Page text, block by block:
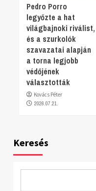
Pedro Porro
legyőzte a hat
világbajnoki riválist,
és a szurkolók
szavazatai alapján
a torna legjobb
védőjének
választották
Kovács Péter
2026.07.21.
Keresés